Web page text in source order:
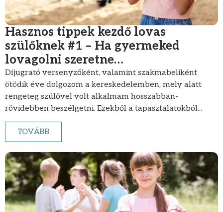
Hasznos tippek kezdő lovas
szülőknek #1 – Ha gyermeked
lovagolni szeretne…
Díjugrató versenyzőként, valamint szakmabeliként
ötödik éve dolgozom a kereskedelemben, mely alatt
rengeteg szülővel volt alkalmam hosszabban-
rövidebben beszélgetni. Ezekből a tapasztalatokból...
TOVÁBB